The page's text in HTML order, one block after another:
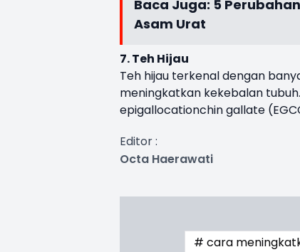
Baca Juga: 5
Asam Urat
7. Teh Hijau
Teh hijau terkenal dengan
meningkatkan kekebalan
epigallocationchin gallate
Editor :
Octa Haerawati
# cara